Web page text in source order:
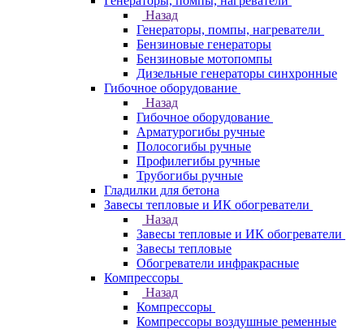
Назад
Генераторы, помпы, нагреватели
Бензиновые генераторы
Бензиновые мотопомпы
Дизельные генераторы синхронные
Гибочное оборудование
Назад
Гибочное оборудование
Арматурогибы ручные
Полосогибы ручные
Профилегибы ручные
Трубогибы ручные
Гладилки для бетона
Завесы тепловые и ИК обогреватели
Назад
Завесы тепловые и ИК обогреватели
Завесы тепловые
Обогреватели инфракрасные
Компрессоры
Назад
Компрессоры
Компрессоры воздушные ременные